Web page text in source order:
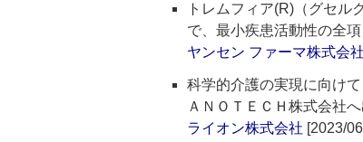
トレムフィア(R)（グセル
で、最小疾患活動性の全
ヤンセン ファーマ株式会社
科学的介護の実現に向け
ＡＮＯＴＥＣＨ株式会社
ライオン株式会社 [2023/